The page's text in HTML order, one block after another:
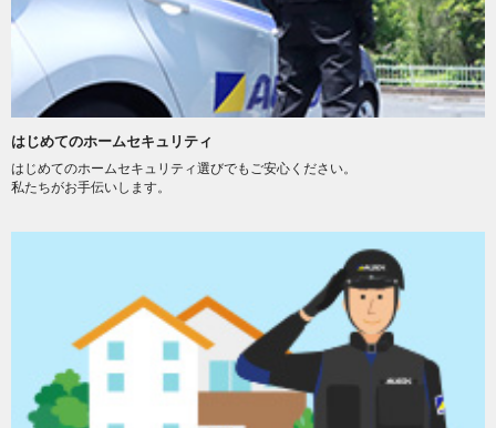
はじめてのホームセキュリティ
はじめてのホームセキュリティ選びでもご安心ください。
私たちがお手伝いします。